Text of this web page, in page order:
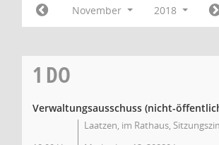
November 2018
1 DO
Verwaltungsausschuss (nicht-
Laatzen, im Rathaus,